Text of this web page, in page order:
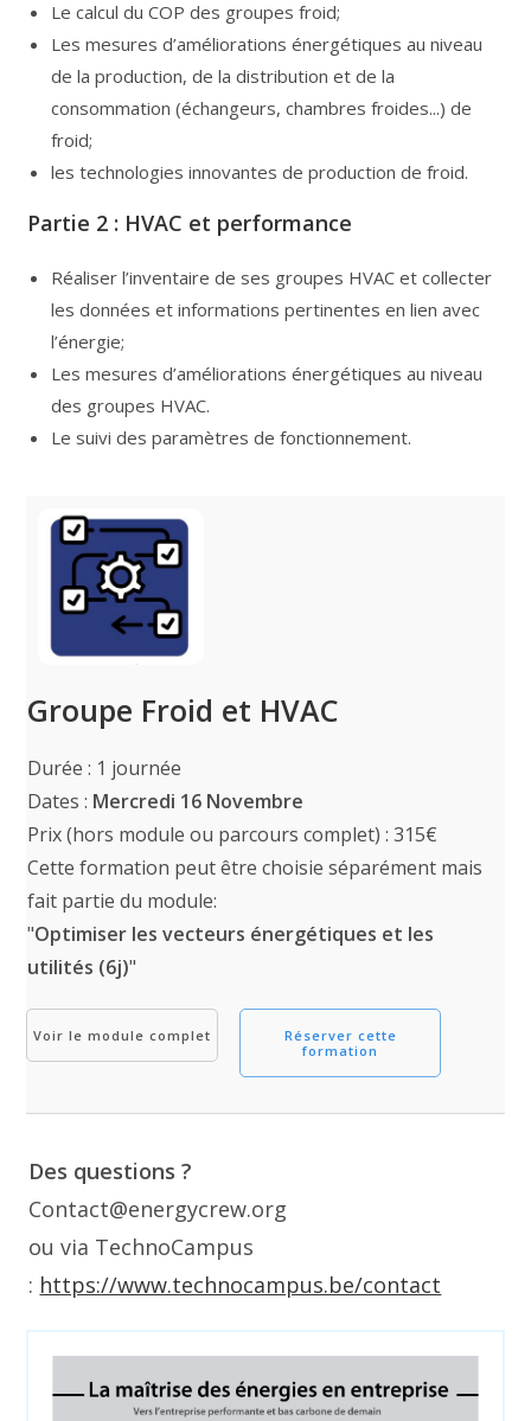
Le calcul du COP des groupes froid;
Les mesures d’améliorations énergétiques au niveau
de la production, de la distribution et de la
consommation (échangeurs, chambres froides...) de
froid;
les technologies innovantes de production de froid.
Partie 2 : HVAC et performance
Réaliser l’inventaire de ses groupes HVAC et collecter
les données et informations pertinentes en lien avec
l’énergie;
Les mesures d’améliorations énergétiques au niveau
des groupes HVAC.
Le suivi des paramètres de fonctionnement.
Groupe Froid et HVAC
Durée : 1 journée
Dates : Mercredi 16 Novembre
Prix (hors module ou parcours complet) : 315€
Cette formation peut être choisie séparément mais
fait partie du module:
"Optimiser les vecteurs énergétiques et les
utilités (6j)"
Voir le module complet
Réserver cette
formation
Des questions ?
Contact@energycrew.org
ou via TechnoCampus
: https://www.technocampus.be/contact